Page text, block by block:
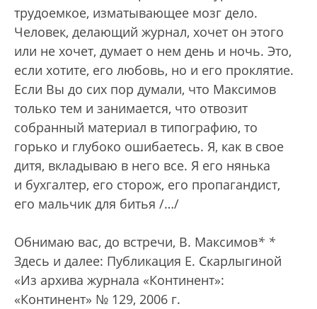
трудоемкое, изматывающее мозг дело.
Человек, делающий журнал, хочет он этого
или не хочет, думает о нем день и ночь. Это,
если хотите, его любовь, но и его проклятие.
Если Вы до сих пор думали, что Максимов
только тем и занимается, что отвозит
собранный материал в типографию, то
горько и глубоко ошибаетесь. Я, как в свое
дитя, вкладываю в него все. Я его нянька
и бухгалтер, его сторож, его пропагандист,
его мальчик для битья /…/
Обнимаю вас, до встречи, В. Максимов* *
Здесь и далее: Публикация Е. Скарлыгиной
«Из архива журнала «Континент»:
«Континент» № 129, 2006 г.